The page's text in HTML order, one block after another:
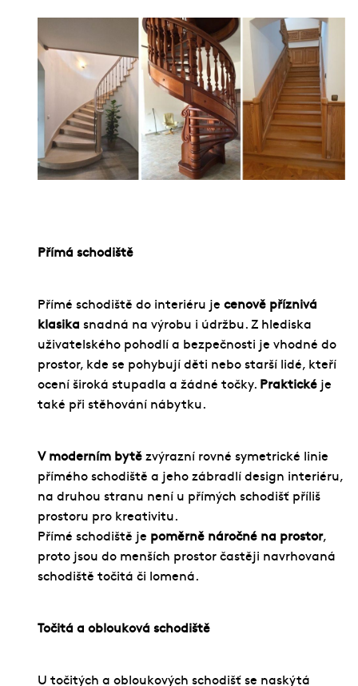
Kontakt
Přímá schodiště
Přímé schodiště do interiéru je cenově příznivá
klasika snadná na výrobu i údržbu. Z hlediska
uživatelského pohodlí a bezpečnosti je vhodné do
prostor, kde se pohybují děti nebo starší lidé, kteří
ocení široká stupadla a žádné točky. Praktické je
také při stěhování nábytku.
V moderním bytě zvýrazní rovné symetrické linie
přímého schodiště a jeho zábradlí design interiéru,
na druhou stranu není u přímých schodišť příliš
prostoru pro kreativitu.
Přímé schodiště je poměrně náročné na prostor,
proto jsou do menších prostor častěji navrhovaná
schodiště točitá či lomená.
Točitá a oblouková schodiště
U točitých a obloukových schodišť se naskýtá